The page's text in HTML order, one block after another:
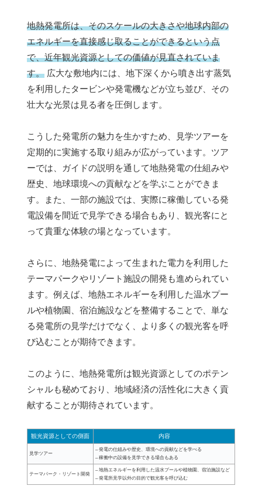
地熱発電所は、そのスケールの大きさや地球内部の
エネルギーを直接感じ取ることができるという点
で、近年観光資源としての価値が見直されていま
す。 広大な敷地内には、地下深くから噴き出す蒸気
を利用したタービンや発電機などが立ち並び、その
壮大な光景は見る者を圧倒します。
こうした発電所の魅力を生かすため、見学ツアーを
定期的に実施する取り組みが広がっています。ツア
ーでは、ガイドの説明を通して地熱発電の仕組みや
歴史、地球環境への貢献などを学ぶことができま
す。また、一部の施設では、実際に稼働している発
電設備を間近で見学できる場合もあり、観光客にと
って貴重な体験の場となっています。
さらに、地熱発電によって生まれた電力を利用した
テーマパークやリゾート施設の開発も進められてい
ます。例えば、地熱エネルギーを利用した温水プー
ルや植物園、宿泊施設などを整備することで、単な
る発電所の見学だけでなく、より多くの観光客を呼
び込むことが期待できます。
このように、地熱発電所は観光資源としてのポテン
シャルも秘めており、地域経済の活性化に大きく貢
献することが期待されています。
観光資源としての側面 内容
見学ツアー
– 発電の仕組みや歴史、環境への貢献などを学べる
– 稼働中の設備を見学できる場合もある
テーマパーク・リゾート開発
– 地熱エネルギーを利用した温水プールや植物園、宿泊施設など
– 発電所見学以外の目的で観光客を呼び込む